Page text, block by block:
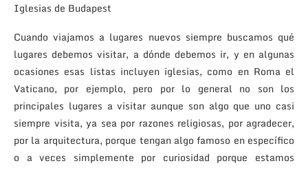
Iglesias de Budapest
Cuando viajamos a lugares nuevos siempre buscamos qué
lugares debemos visitar, a dónde debemos ir, y en algunas
ocasiones esas listas incluyen iglesias, como en Roma el
Vaticano, por ejemplo, pero por lo general no son los
principales lugares a visitar aunque son algo que uno casi
siempre visita, ya sea por razones religiosas, por agradecer,
por la arquitectura, porque tengan algo famoso en específico
o a veces simplemente por curiosidad porque estamos